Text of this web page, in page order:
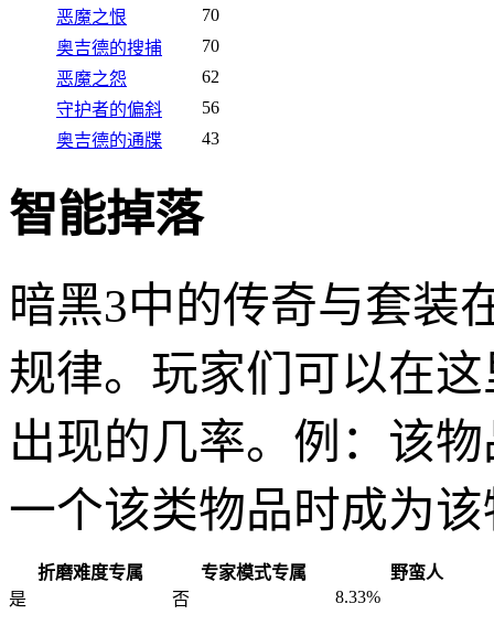
恶魔之恨
70
奥吉德的搜捕
70
恶魔之怨
62
守护者的偏斜
56
奥吉德的通牒
43
智能掉落
暗黑3中的传奇与套装
规律。玩家们可以在
出现的几率。例：该
一个该类物品时成为
折磨难度专属 专家模式专属
野蛮人
是
否 8.33%